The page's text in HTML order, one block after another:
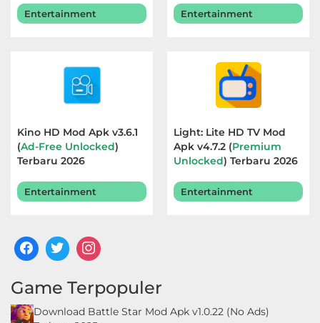
Entertainment Entertainment
Kino HD Mod Apk v3.6.1
(Ad-Free Unlocked)
Terbaru 2026
Entertainment
Light: Lite HD TV Mod
Apk v4.7.2 (Premium
Unlocked) Terbaru 2026
Entertainment
Game Terpopuler
Download Battle Star Mod Apk v1.0.22 (No Ads)